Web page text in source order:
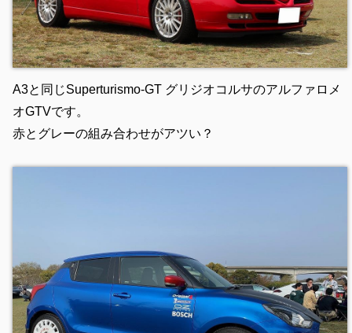
A3と同じSuperturismo-GT グリジオコルサのアルファロメ
オGTVです。
赤とグレーの組み合わせがアツい？